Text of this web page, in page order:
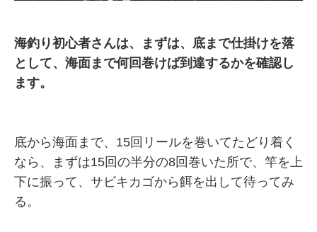
海釣り初心者さんは、まずは、底まで仕掛けを落
として、海面まで何回巻けば到達するかを確認し
ます。
底から海面まで、15回リールを巻いてたどり着く
なら、まずは15回の半分の8回巻いた所で、竿を上
下に振って、サビキカゴから餌を出して待ってみ
る。